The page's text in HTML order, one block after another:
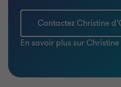
Contactez Christine
En savoir plus sur